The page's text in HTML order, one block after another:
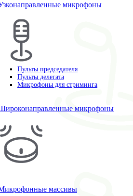
микрофоны
Пульты председателя
Пульты делегата
Микрофоны для стриминга
микрофоны
массивы